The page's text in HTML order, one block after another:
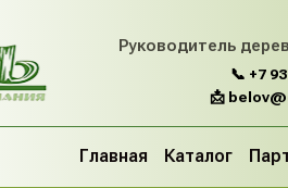
Руководитель
📞 +7
📩
Главная Каталог